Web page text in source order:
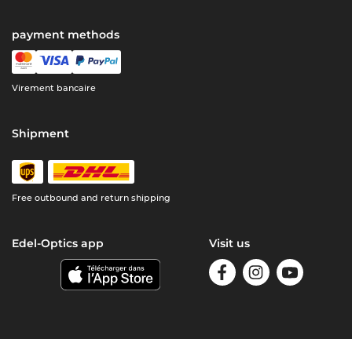
payment methods
Virement bancaire
Shipment
Free outbound and return shipping
Edel-Optics app Visit us